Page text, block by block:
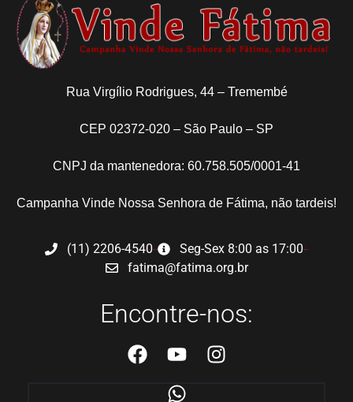
Rua Virgílio Rodrigues, 44 – Tremembé
CEP 02372-020 – São Paulo – SP
CNPJ da mantenedora: 60.758.505/0001-41
Campanha Vinde Nossa Senhora de Fátima, não tardeis!
(11) 2206-4540
Seg-Sex 8:00 as 17:00
fatima@fatima.org.br
Encontre-nos: